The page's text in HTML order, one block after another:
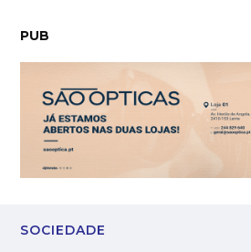
PUB
Campo de escoteiros da Barosa, em
SOCIEDADE